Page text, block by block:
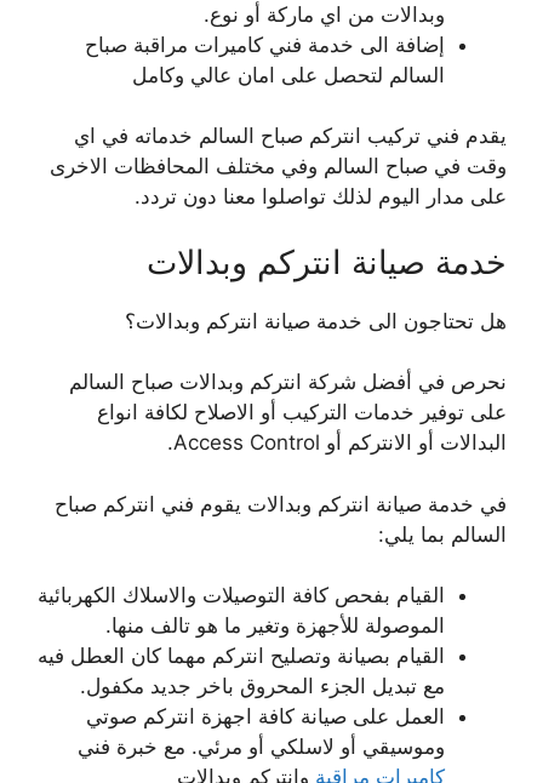
وبدالات من اي ماركة أو نوع.
إضافة الى خدمة فني كاميرات مراقبة صباح
السالم لتحصل على امان عالي وكامل
يقدم فني تركيب انتركم صباح السالم خدماته في اي
وقت في صباح السالم وفي مختلف المحافظات الاخرى
على مدار اليوم لذلك تواصلوا معنا دون تردد.
خدمة صيانة انتركم وبدالات
هل تحتاجون الى خدمة صيانة انتركم وبدالات؟
نحرص في أفضل شركة انتركم وبدالات صباح السالم
على توفير خدمات التركيب أو الاصلاح لكافة انواع
البدالات أو الانتركم أو Access Control.
في خدمة صيانة انتركم وبدالات يقوم فني انتركم صباح
السالم بما يلي:
القيام بفحص كافة التوصيلات والاسلاك الكهربائية
الموصولة للأجهزة وتغير ما هو تالف منها.
القيام بصيانة وتصليح انتركم مهما كان العطل فيه
مع تبديل الجزء المحروق باخر جديد مكفول.
العمل على صيانة كافة اجهزة انتركم صوتي
وموسيقي أو لاسلكي أو مرئي. مع خبرة فني
كاميرات مراقبة وانتركم وبدالات